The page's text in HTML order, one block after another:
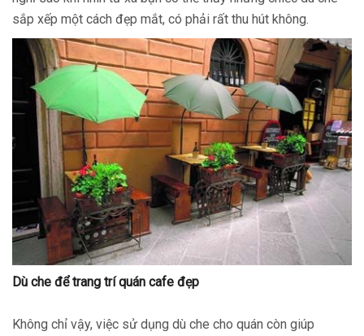
sắp xếp một cách đẹp mắt, có phải rất thu hút không.
Dù che để trang trí quán cafe đẹp
Không chỉ vậy, việc sử dụng dù che cho quán còn giúp